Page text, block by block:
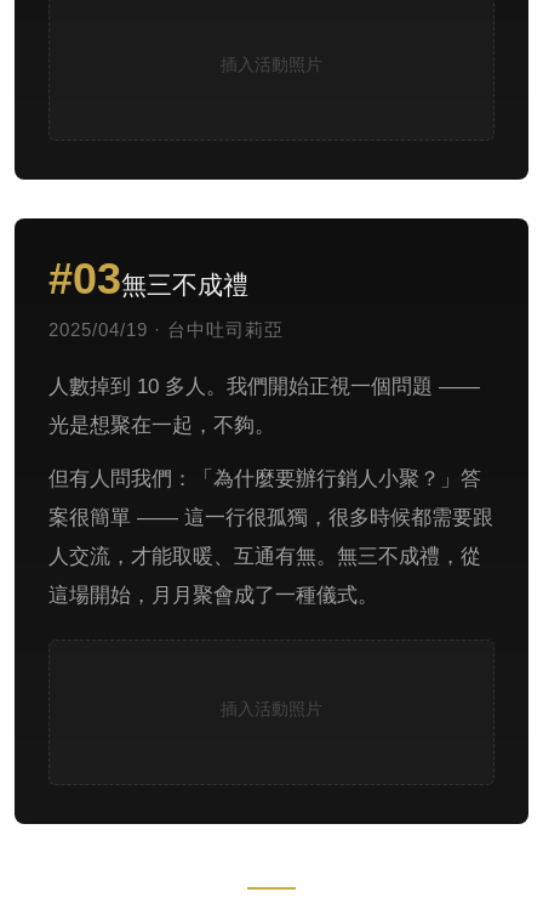
插入活動照片
#03無三不成禮
2025/04/19 · 台中吐司莉亞
人數掉到 10 多人。我們開始正視一個問題 ——
光是想聚在一起，不夠。
但有人問我們：「為什麼要辦行銷人小聚？」答
案很簡單 —— 這一行很孤獨，很多時候都需要跟
人交流，才能取暖、互通有無。無三不成禮，從
這場開始，月月聚會成了一種儀式。
插入活動照片